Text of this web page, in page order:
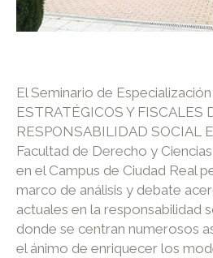
El Seminario de
ESTRATÉGICOS Y FISCALES
RESPONSABILIDAD SOCIAL
Facultad de Derecho y
en el Campus de Ciudad Real
marco de análisis y debate
actuales en la responsabilidad
donde se centran numerosos
el ánimo de enriquecer los